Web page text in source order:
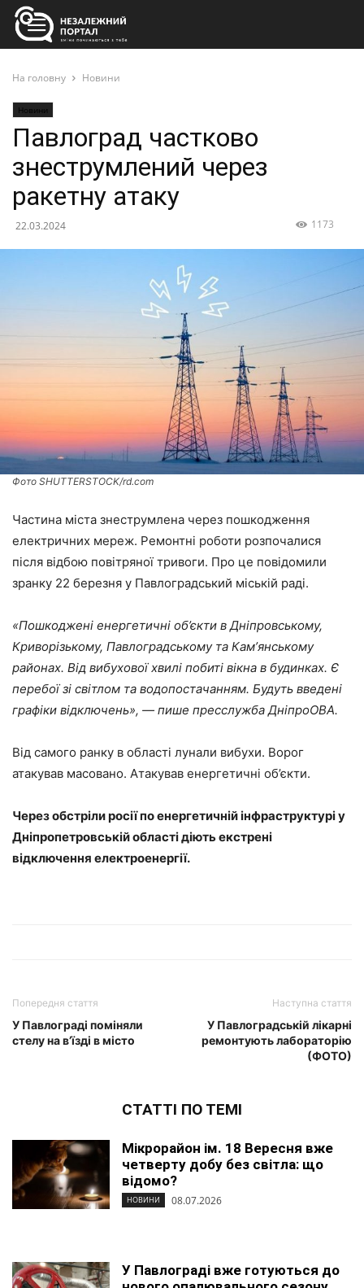
На головну Новини
Новини
Павлоград частково
знеструмлений через
ракетну атаку
22.03.2024 1173
Фото SHUTTERSTOCK/rd.com
Частина міста знеструмлена через пошкодження
електричних мереж. Ремонтні роботи розпочалися
після відбою повітряної тривоги. Про це повідомили
зранку 22 березня у Павлоградський міській раді.
«Пошкоджені енергетичні об’єкти в Дніпровському,
Криворізькому, Павлоградському та Камʼянському
районах. Від вибухової хвилі побиті вікна в будинках. Є
перебої зі світлом та водопостачанням. Будуть введені
графіки відключень», ― пише пресслужба ДніпроОВА.
Від самого ранку в області лунали вибухи. Ворог
атакував масовано. Атакував енергетичні об’єкти.
Через обстріли росії по енергетичній інфраструктурі у
Дніпропетровській області діють екстрені
відключення електроенергії.
Попередня стаття
У Павлограді поміняли
стелу на в’їзді в місто
Наступна стаття
У Павлоградській лікарні
ремонтують лабораторію
(ФОТО)
СТАТТІ ПО ТЕМІ
Мікрорайон ім. 18 Вересня вже
четверту добу без світла: що
відомо?
НОВИНИ 08.07.2026
У Павлограді вже готуються до